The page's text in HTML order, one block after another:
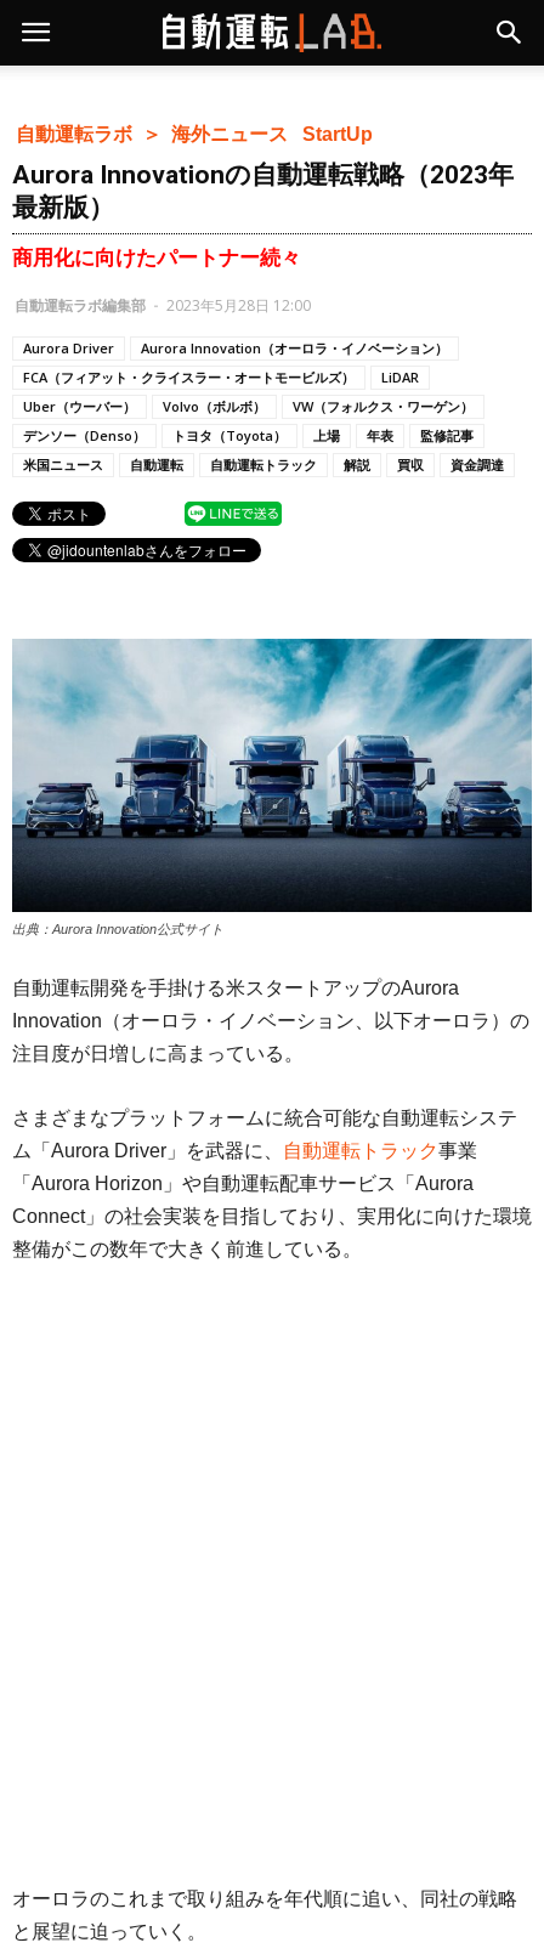
自動運転ラボ ＞ 海外ニュース StartUp
Aurora Innovationの自動運転戦略（2023年
最新版）
商用化に向けたパートナー続々
自動運転ラボ編集部 - 2023年5月28日 12:00
Aurora Driver
Aurora Innovation（オーロラ・イノベーション）
FCA（フィアット・クライスラー・オートモービルズ）
LiDAR
Uber（ウーバー）
Volvo（ボルボ）
VW（フォルクス・ワーゲン）
デンソー（Denso）
トヨタ（Toyota） 上場 年表
監修記事
米国ニュース
自動運転 自動運転トラック 解説 買収 資金調達
出典：Aurora Innovation公式サイト
自動運転開発を手掛ける米スタートアップのAurora
Innovation（オーロラ・イノベーション、以下オーロラ）の
注目度が日増しに高まっている。
さまざまなプラットフォームに統合可能な自動運転システ
ム「Aurora Driver」を武器に、
自動運転トラック事業
「Aurora Horizon」や自動運転配車サービス「Aurora
Connect」の社会実装を目指しており、実用化に向けた環境
整備がこの数年で大きく前進している。
オーロラのこれまで取り組みを年代順に追い、同社の戦略
と展望に迫っていく。